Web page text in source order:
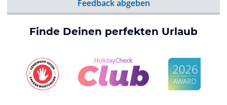
Feedback abgeben
Finde Deinen perfekten Urlaub